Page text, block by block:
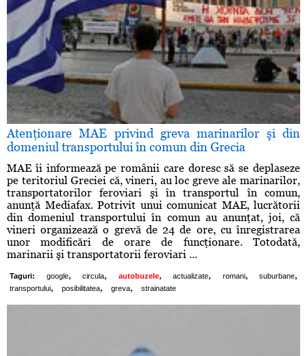
Atenţionare MAE privind greva marinarilor şi din
domeniul transportului în comun din Grecia
MAE îi informează pe românii care doresc să se deplaseze
pe teritoriul Greciei că, vineri, au loc greve ale marinarilor,
transportatorilor feroviari şi în transportul în comun,
anunţă Mediafax. Potrivit unui comunicat MAE, lucrătorii
din domeniul transportului în comun au anunţat, joi, că
vineri organizează o grevă de 24 de ore, cu înregistrarea
unor modificări de orare de funcţionare. Totodată,
marinarii şi transportatorii feroviari ...
Taguri: google, circula, autobuzele, actualizate, romani, suburbane,
transportului, posibilitatea, greva, strainatate